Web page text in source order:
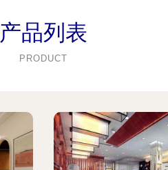
产品列表
PRODUCT